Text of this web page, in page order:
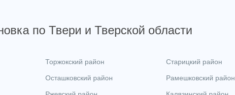
по Твери и Тверской области
Торжокский район
Осташковский район
Старицкий район
Рамешковский район